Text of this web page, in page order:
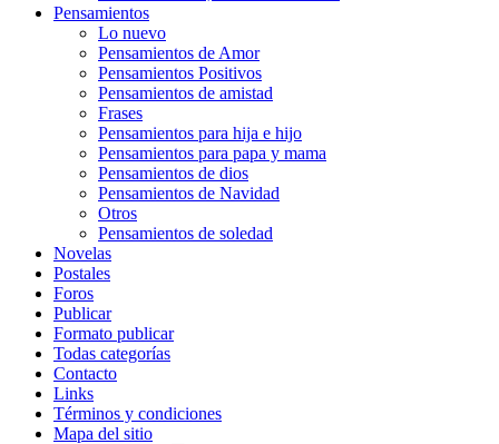
Pensamientos
Lo nuevo
Pensamientos de Amor
Pensamientos Positivos
Pensamientos de amistad
Frases
Pensamientos para hija e hijo
Pensamientos para papa y mama
Pensamientos de dios
Pensamientos de Navidad
Otros
Pensamientos de soledad
Novelas
Postales
Foros
Publicar
Formato publicar
Todas categorías
Contacto
Links
Términos y condiciones
Mapa del sitio